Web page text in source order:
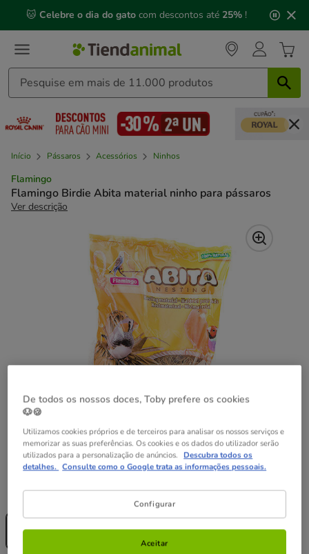
mensagem,
🐱 Celebre o dia do gato com descontos até 25% !
Início Pássaros Acessórios Ninhos
Flamingo
Flamingo Birdie Abita material ninho para pássaros
Ver descrição
Formato:50 g
De todos os nossos doces, Toby prefere os cookies
🐶🍪
Utilizamos cookies próprios e de terceiros para analisar os nossos serviços e
memorizar as suas preferências. Os cookies e os dados do utilizador serão
utilizados para a personalização de anúncios. Descubra todos os
detalhes. Consulte como o Google trata as informações pessoais.
Configurar
Aceitar